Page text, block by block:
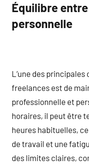
Équilibre
personnelle
L’une des
freelances est de
professionnelle et
horaires, il peut être
heures habituelles,
de travail et une
des limites claires,